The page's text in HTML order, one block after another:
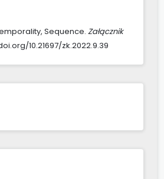
Sequence. Załącznik
10.21697/zk.2022.9.39